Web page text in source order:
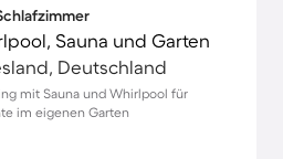
Sauna und Garten
Deutschland
mit Sauna und Whirlpool für
im eigenen Garten